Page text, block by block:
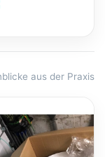
aus der Praxis